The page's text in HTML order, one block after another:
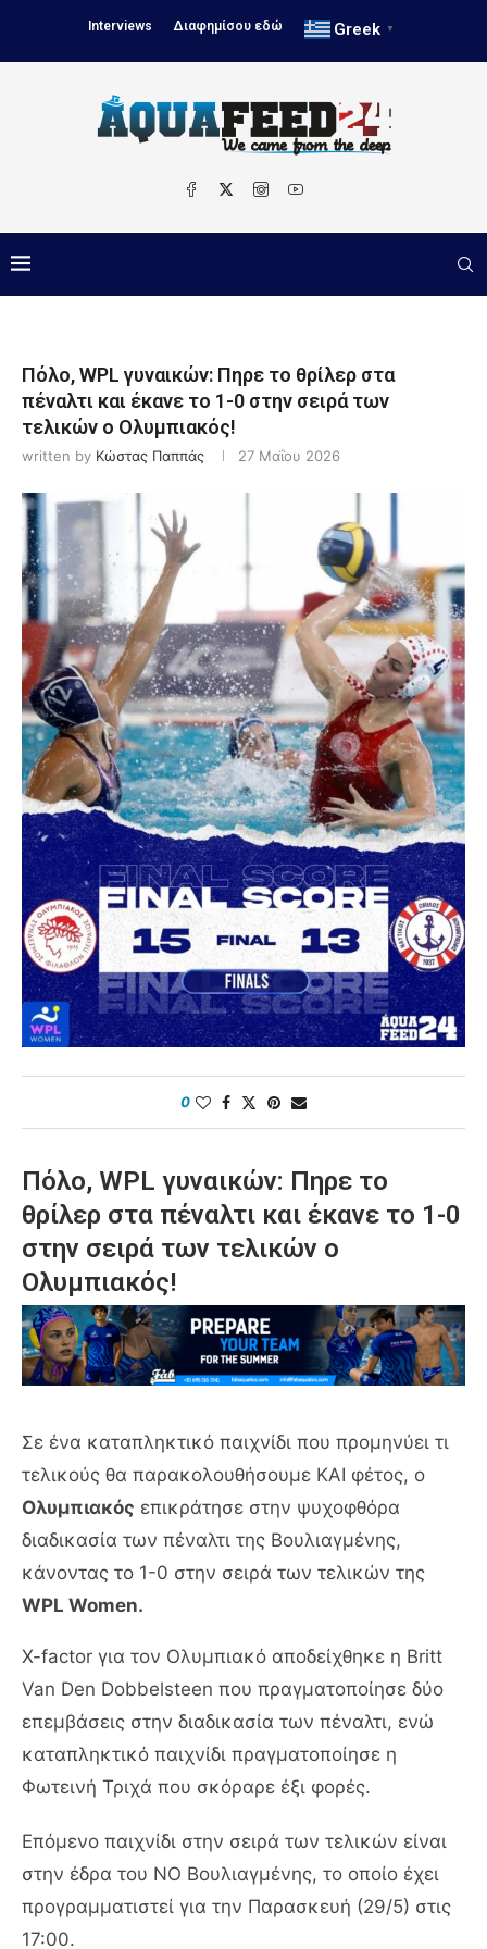
Interviews Διαφημίσου εδώ Greek ▼
Πόλο, WPL γυναικών: Πηρε το θρίλερ στα
πέναλτι και έκανε το 1-0 στην σειρά των
τελικών ο Ολυμπιακός!
written by Κώστας Παππάς 27 Μαΐου 2026
0
Πόλο, WPL γυναικών: Πηρε το
θρίλερ στα πέναλτι και έκανε το 1-0
στην σειρά των τελικών ο
Ολυμπιακός!
Σε ένα καταπληκτικό παιχνίδι που προμηνύει τι
τελικούς θα παρακολουθήσουμε ΚΑΙ φέτος, ο
Ολυμπιακός επικράτησε στην ψυχοφθόρα
διαδικασία των πέναλτι της Βουλιαγμένης,
κάνοντας το 1-0 στην σειρά των τελικών της
WPL Women.
X-factor για τον Ολυμπιακό αποδείχθηκε η Britt
Van Den Dobbelsteen που πραγματοποίησε δύο
επεμβάσεις στην διαδικασία των πέναλτι, ενώ
καταπληκτικό παιχνίδι πραγματοποίησε η
Φωτεινή Τριχά που σκόραρε έξι φορές.
Επόμενο παιχνίδι στην σειρά των τελικών είναι
στην έδρα του ΝΟ Βουλιαγμένης, το οποίο έχει
προγραμματιστεί για την Παρασκευή (29/5) στις
17:00.